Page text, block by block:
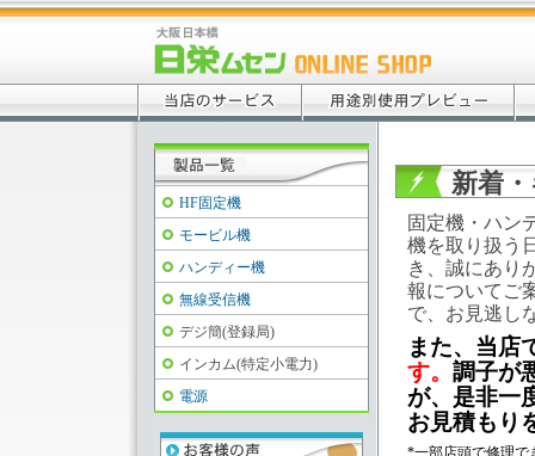
新着
固定機・ハン
機を取り扱う
き、誠にあり
報についてご
で、お見逃し
また、当店
す。 調子が
が、是非一
お見積もり
*一部店頭で修理で
HF固定機
モービル機
ハンディー機
無線受信機
デジ簡(登録局)
インカム(特定小電力)
電源